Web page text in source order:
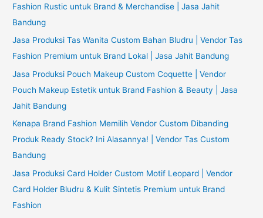
f
o
:
Fashion Rustic untuk Brand & Merchandise | Jasa Jahit
Bandung
Jasa Produksi Tas Wanita Custom Bahan Bludru | Vendor Tas
Fashion Premium untuk Brand Lokal | Jasa Jahit Bandung
Jasa Produksi Pouch Makeup Custom Coquette | Vendor
Pouch Makeup Estetik untuk Brand Fashion & Beauty | Jasa
Jahit Bandung
Kenapa Brand Fashion Memilih Vendor Custom Dibanding
Produk Ready Stock? Ini Alasannya! | Vendor Tas Custom
Bandung
Jasa Produksi Card Holder Custom Motif Leopard | Vendor
Card Holder Bludru & Kulit Sintetis Premium untuk Brand
Fashion